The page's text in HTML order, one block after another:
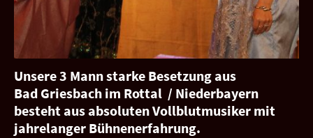
Unsere 3 Mann starke Besetzung aus
Bad Griesbach im Rottal / Niederbayern
besteht aus absoluten Vollblutmusiker mit
jahrelanger Bühnenerfahrung.